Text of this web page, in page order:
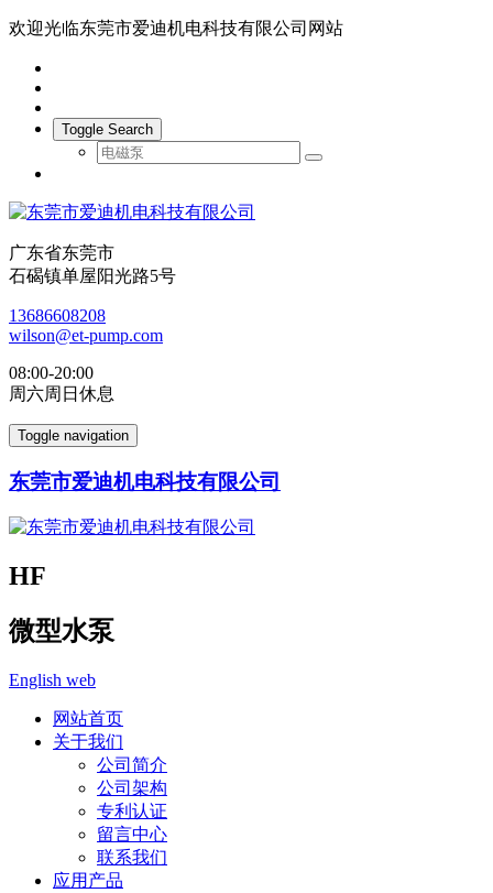
欢迎光临东莞市爱迪机电科技有限公司网站
Toggle Search
广东省东莞市
石碣镇单屋阳光路5号
13686608208
wilson@et-pump.com
08:00-20:00
周六周日休息
Toggle navigation
东莞市爱迪机电科技有限公司
HF
微型水泵
English web
网站首页
关于我们
公司简介
公司架构
专利认证
留言中心
联系我们
应用产品